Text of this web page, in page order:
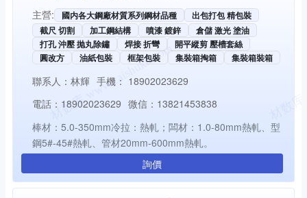
主營: 國内各大鋼廠材質系列鋼材品種
出包打包 精包裝
截尺 切割
加工鋼結構 噴漆 鍍鋅
倉儲 激光 塗油
打孔 沖壓 抛丸除鏽
焊接 折彎
開平縱剪 壓槽套絲
圓改方
油紙包裝 框架包裝 集裝箱掏箱 集裝箱裝箱
聯系人： 林輝 手機： 18902023629
電話： 18902023629 微信： 13821453838
棒材：5.0-350mm冷拉：熱軋；闆材：1.0-80mm熱軋、型
鋼5#-45#熱軋、管材20mm-600mm熱軋。
詢價